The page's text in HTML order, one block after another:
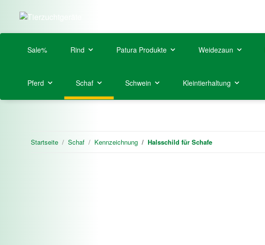
Sale% Rind Patura Produkte Weidezaun
Pferd Schaf Schwein Kleintierhaltung
Startseite Schaf Kennzeichnung Halsschild für Schafe